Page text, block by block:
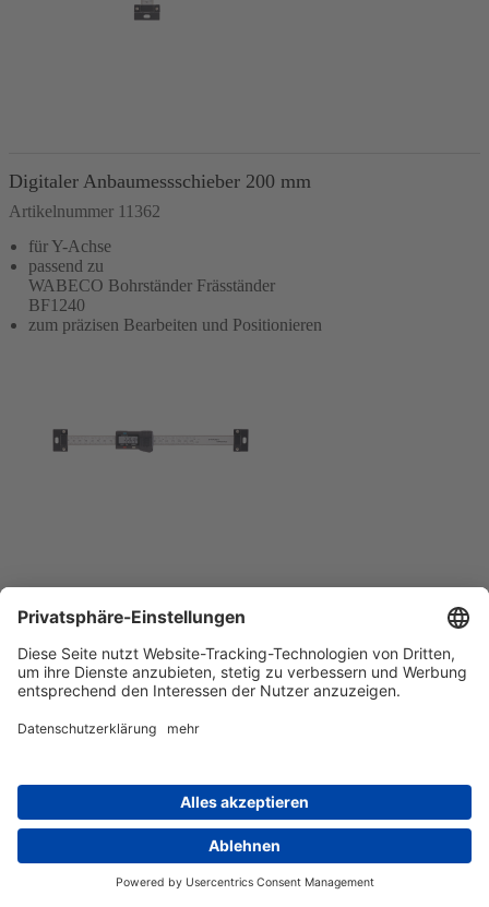
Digitaler Anbaumessschieber 200 mm
Artikelnummer 11362
für Y-Achse
passend zu
WABECO Bohrständer Fräsständer
BF1240
zum präzisen Bearbeiten und Positionieren
Digitaler Anbaumessschieber 300 mm
Artikelnummer 11363
WABECO Bohrständer Fräsständer
BF1242 | BF1243 | BF1244
zum präzisen Bearbeiten und Positionieren